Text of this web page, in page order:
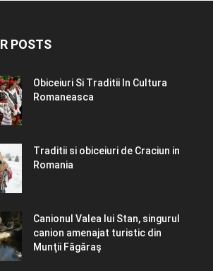
POSTS
Obiceiuri Si Traditii In Cultura
Romaneasca
Traditii si obiceiuri de Craciun in
Romania
Canionul Valea lui Stan, singurul
canion amenajat turistic din
Munţii Făgăraş